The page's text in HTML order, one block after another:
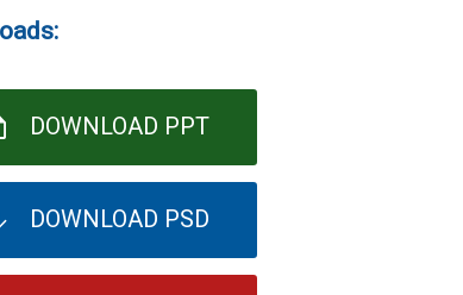
DOWNLOAD PPT
DOWNLOAD PSD